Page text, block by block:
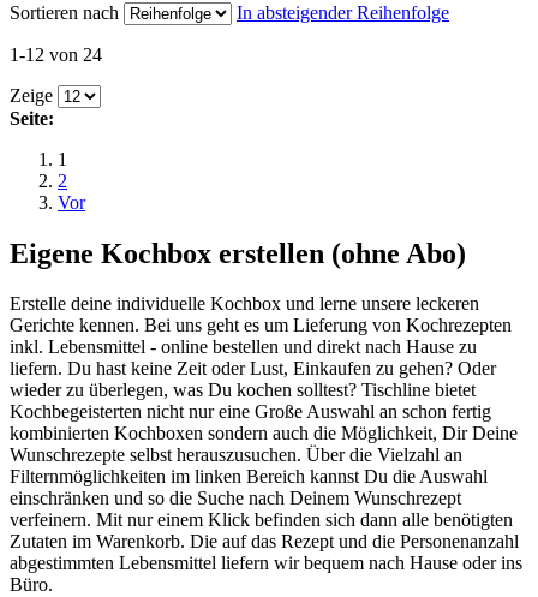
Sortieren nach
In absteigender Reihenfolge
1-12 von 24
Zeige
Seite:
1
2
Vor
Eigene Kochbox erstellen (ohne Abo)
Erstelle deine individuelle Kochbox und lerne unsere leckeren
Gerichte kennen. Bei uns geht es um Lieferung von Kochrezepten
inkl. Lebensmittel - online bestellen und direkt nach Hause zu
liefern. Du hast keine Zeit oder Lust, Einkaufen zu gehen? Oder
wieder zu überlegen, was Du kochen solltest? Tischline bietet
Kochbegeisterten nicht nur eine Große Auswahl an schon fertig
kombinierten Kochboxen sondern auch die Möglichkeit, Dir Deine
Wunschrezepte selbst herauszusuchen. Über die Vielzahl an
Filternmöglichkeiten im linken Bereich kannst Du die Auswahl
einschränken und so die Suche nach Deinem Wunschrezept
verfeinern. Mit nur einem Klick befinden sich dann alle benötigten
Zutaten im Warenkorb. Die auf das Rezept und die Personenanzahl
abgestimmten Lebensmittel liefern wir bequem nach Hause oder ins
Büro.